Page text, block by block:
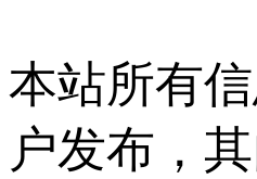
本站所有
户发布，